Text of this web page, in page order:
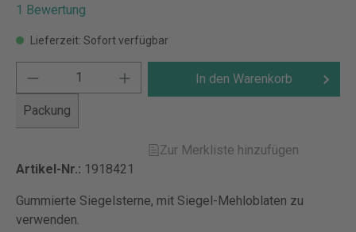
1 Bewertung
Lieferzeit: Sofort verfügbar
Packung
In den Warenkorb
Zur Merkliste hinzufügen
Artikel-Nr.: 1918421
Gummierte Siegelsterne, mit Siegel-Mehloblaten zu
verwenden.